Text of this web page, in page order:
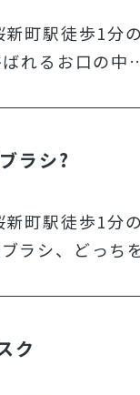
町駅徒歩1分
れるお口の中
ラシ?
町駅徒歩1分
ラシ、どっち
ク